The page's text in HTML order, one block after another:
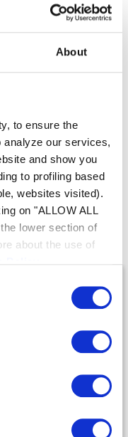
About
to ensure the
analyze our services,
and show you
to profiling based
websites visited).
on "ALLOW ALL
lower section of
about the use of
les murs
de
pour piscines
Pixel™